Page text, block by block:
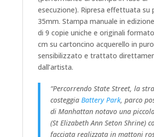
esecuzione). Ripresa effettuata su
35mm. Stampa manuale in
di 9 copie uniche e originali
cm su cartoncino acquerello in
sensibilizzato e trattato
dall’artista.
“Percorrendo State Street, la
costeggia Battery Park, parco
di Manhattan notavo una
(St Elizabeth Ann Seton Shrine)
facciata realizzata in mattoni